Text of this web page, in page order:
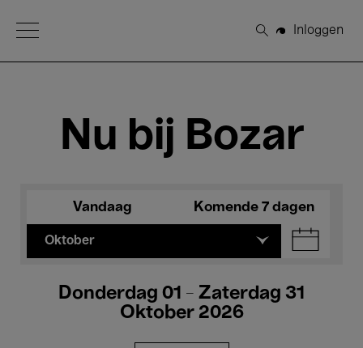
Open Menu
Zoeken
Inloggen
Nu bij Bozar
Vandaag Komende 7 dagen
Oktober
Donderdag 01 - Zaterdag 31
Oktober 2026